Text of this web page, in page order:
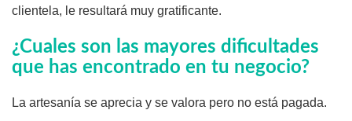
clientela, le resultará muy gratificante.
¿Cuales son las mayores dificultades
que has encontrado en tu negocio?
La artesanía se aprecia y se valora pero no está pagada.